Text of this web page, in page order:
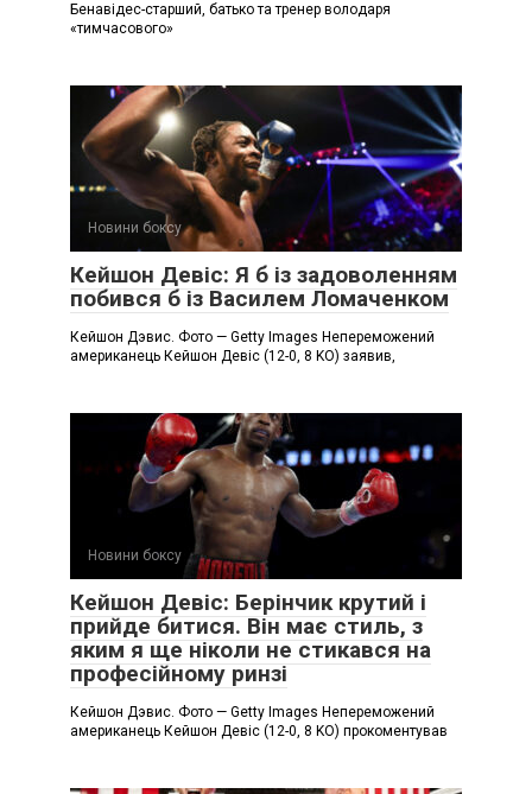
Бенавідес-старший, батько та тренер володаря
«тимчасового»
Новини боксу
Кейшон Девіс: Я б із задоволенням
побився б із Василем Ломаченком
Кейшон Дэвис. Фото — Getty Images Непереможений
американець Кейшон Девіс (12-0, 8 KO) заявив,
Новини боксу
Кейшон Девіс: Берінчик крутий і
прийде битися. Він має стиль, з
яким я ще ніколи не стикався на
професійному ринзі
Кейшон Дэвис. Фото — Getty Images Непереможений
американець Кейшон Девіс (12-0, 8 KO) прокоментував